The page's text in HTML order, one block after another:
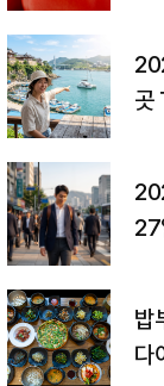
곳
27
밥
다